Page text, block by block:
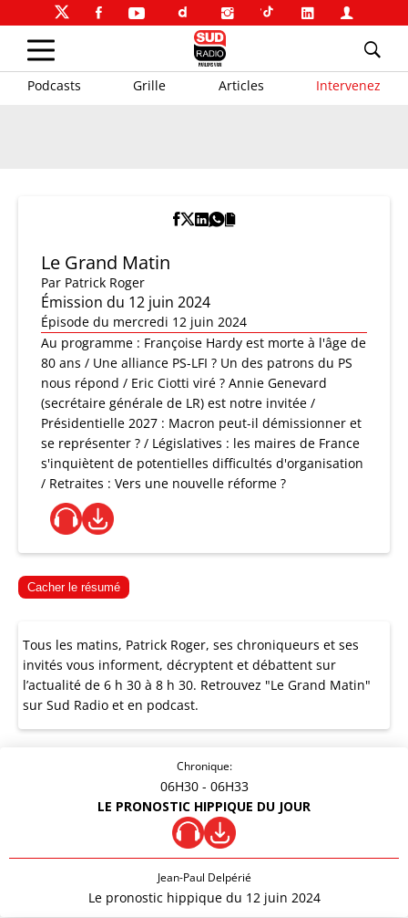
Podcasts Grille Articles Intervenez
Le Grand Matin
Par Patrick Roger
Émission du 12 juin 2024
Épisode du mercredi 12 juin 2024
Au programme : Françoise Hardy est morte à l'âge de
80 ans / Une alliance PS-LFI ? Un des patrons du PS
nous répond / Eric Ciotti viré ? Annie Genevard
(secrétaire générale de LR) est notre invitée /
Présidentielle 2027 : Macron peut-il démissionner et
se représenter ? / Législatives : les maires de France
s'inquiètent de potentielles difficultés d'organisation
/ Retraites : Vers une nouvelle réforme ?
Cacher le résumé
Tous les matins, Patrick Roger, ses chroniqueurs et ses
invités vous informent, décryptent et débattent sur
l’actualité de 6 h 30 à 8 h 30. Retrouvez "Le Grand Matin"
sur Sud Radio et en podcast.
Chronique:
06H30 - 06H33
LE PRONOSTIC HIPPIQUE DU JOUR
Jean-Paul Delpérié
Le pronostic hippique du 12 juin 2024